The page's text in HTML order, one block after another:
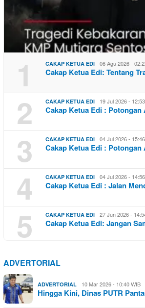
1 CAKAP KETUA EDI 06 Agu 2026 -
Cakap Ketua Edi: Tentang
2 CAKAP KETUA EDI 19 Jul 2026 -
Cakap Ketua Edi :
3 CAKAP KETUA EDI 04 Jul 2026 -
Cakap Ketua Edi :
4 CAKAP KETUA EDI 04 Jul 2026 -
Cakap Ketua Edi : Jalan
5 CAKAP KETUA EDI 27 Jun 2026 -
Cakap Ketua Edi: Jangan
ADVERTORIAL
ADVERTORIAL 10 Mar 2026 - 10:40 WIB
Hingga Kini, Dinas PUTR